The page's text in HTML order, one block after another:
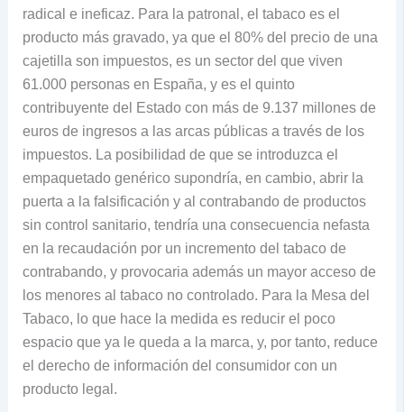
radical e ineficaz. Para la patronal, el tabaco es el
producto más gravado, ya que el 80% del precio de una
cajetilla son impuestos, es un sector del que viven
61.000 personas en España, y es el quinto
contribuyente del Estado con más de 9.137 millones de
euros de ingresos a las arcas públicas a través de los
impuestos. La posibilidad de que se introduzca el
empaquetado genérico supondría, en cambio, abrir la
puerta a la falsificación y al contrabando de productos
sin control sanitario, tendría una consecuencia nefasta
en la recaudación por un incremento del tabaco de
contrabando, y provocaria además un mayor acceso de
los menores al tabaco no controlado. Para la Mesa del
Tabaco, lo que hace la medida es reducir el poco
espacio que ya le queda a la marca, y, por tanto, reduce
el derecho de información del consumidor con un
producto legal.